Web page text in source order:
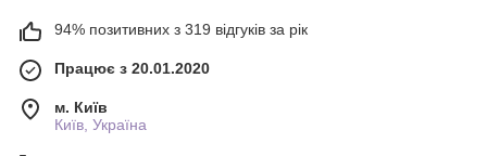
94% позитивних з 319 відгуків за рік
Працює з 20.01.2020
м. Київ
Київ, Україна